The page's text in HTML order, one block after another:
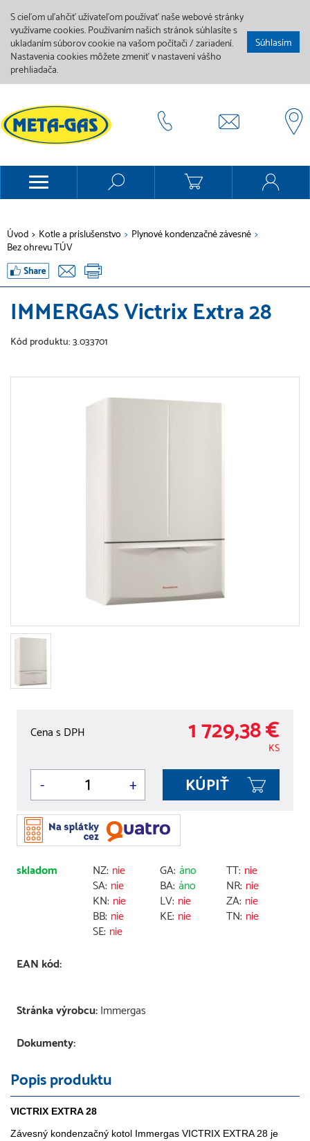
S cieľom uľahčiť užívateľom používať naše webové stránky
využívame cookies. Používaním našich stránok súhlasíte s
ukladaním súborov cookie na vašom počítači / zariadení.
Nastavenia cookies môžete zmeniť v nastavení vášho
prehliadača.
Súhlasím
Úvod > Kotle a príslušenstvo > Plynové kondenzačné závesné >
Bez ohrevu TÚV
IMMERGAS Victrix Extra 28
Kód produktu: 3.033701
Cena s DPH 1 729,38 €
KS
- +
skladom NZ: nie GA: áno TT: nie
SA: nie BA: áno NR: nie
KN: nie LV: nie ZA: nie
BB: nie KE: nie TN: nie
SE: nie
EAN kód:
Stránka výrobcu:Immergas
Dokumenty:
Popis produktu
VICTRIX EXTRA 28
Závesný kondenzačný kotol Immergas VICTRIX EXTRA 28 je